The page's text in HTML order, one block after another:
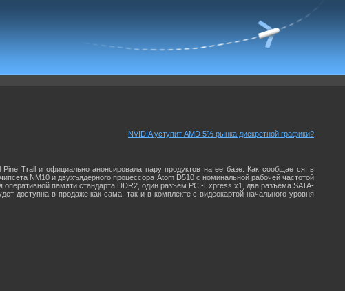
NVIDIA уступит AMD 5% рынка дискретной графики?
Trail и официально анонсировала пару продуктов на ее базе. Как сообщается, в
NM10 и двухъядерного процессора Atom D510 с номинальной рабочей частотой
памяти стандарта DDR2, один разъем PCI-Express x1, два разъема SATA-
доступна в продаже как сама, так и в комплекте с видеокартой начального уровня